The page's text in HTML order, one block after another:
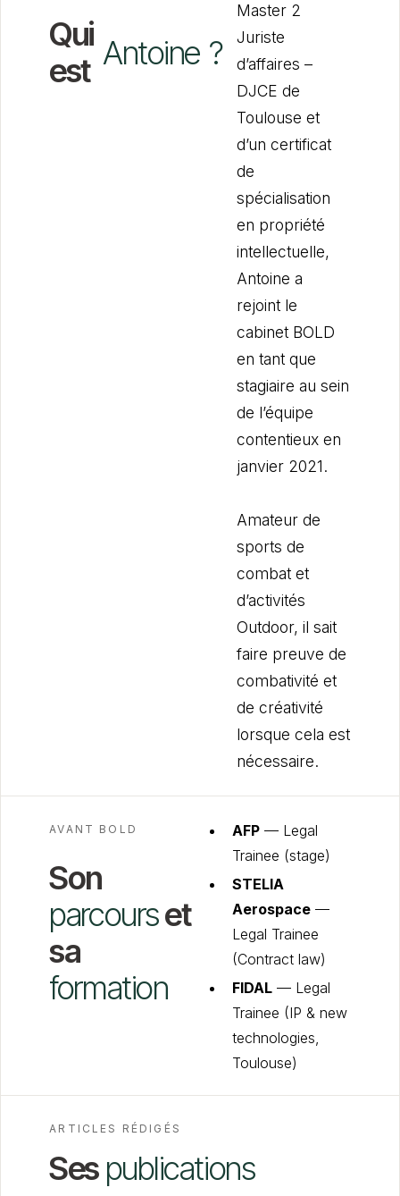
Qui
est Antoine ?
Master 2
Juriste
d’affaires –
DJCE de
Toulouse et
d’un certificat
de
spécialisation
en propriété
intellectuelle,
Antoine a
rejoint le
cabinet BOLD
en tant que
stagiaire au sein
de l’équipe
contentieux en
janvier 2021.
Amateur de
sports de
combat et
d’activités
Outdoor, il sait
faire preuve de
combativité et
de créativité
lorsque cela est
nécessaire.
AVANT BOLD
Son
parcourset
sa
formation
AFP — Legal
Trainee (stage)
STELIA
Aerospace —
Legal Trainee
(Contract law)
FIDAL — Legal
Trainee (IP & new
technologies,
Toulouse)
ARTICLES RÉDIGÉS
Ses publications